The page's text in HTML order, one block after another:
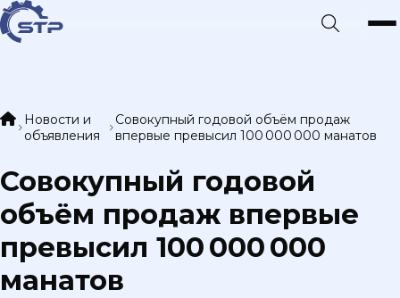
Новости и
объявления
Совокупный годовой объём продаж
впервые превысил 100 000 000 манатов
Совокупный годовой
объём продаж впервые
превысил 100 000 000
манатов